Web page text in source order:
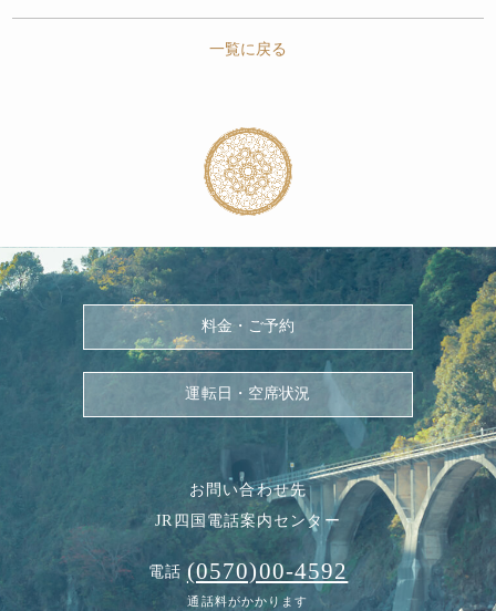
一覧に戻る
料金・ご予約
運転日・空席状況
お問い合わせ先
JR四国電話案内センター
電話 (0570)00-4592
通話料がかかります